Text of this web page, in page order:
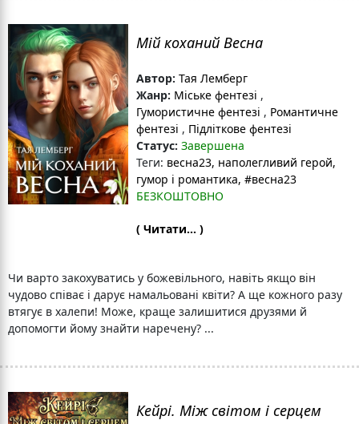
Мій коханий Весна
Автор: Тая Лемберг
Жанр: Міське фентезі ,
Гумористичне фентезі , Романтичне
фентезі , Підліткове фентезі
Статус: Завершена
Теги: весна23, наполегливий герой,
гумор і романтика, #весна23
БЕЗКОШТОВНО
( Читати... )
Чи варто закохуватись у божевільного, навіть якщо він
чудово співає і дарує намальовані квіти? А ще кожного разу
втягує в халепи! Може, краще залишитися друзями й
допомогти йому знайти наречену? ...
Кейрі. Між світом і серцем